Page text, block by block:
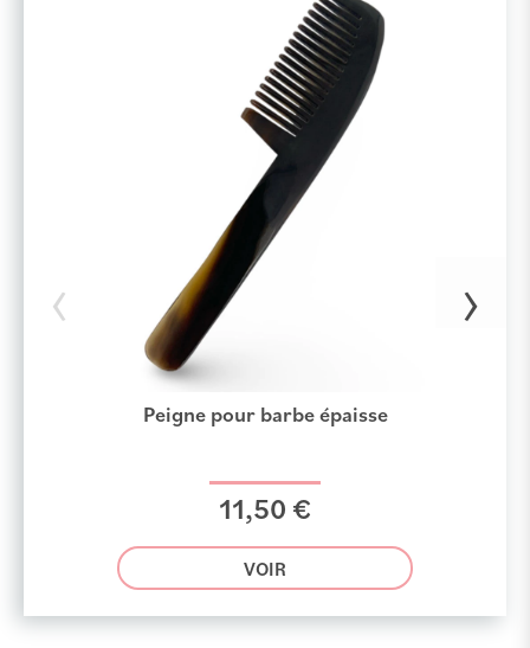
‹
Peigne pour barbe épaisse
11,50 €
VOIR
›